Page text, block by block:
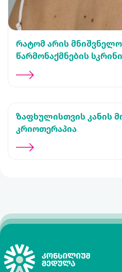
რატომ არის
წარმონაქმნების
ზაფხულისთვის კანის
კრიოთერაპია